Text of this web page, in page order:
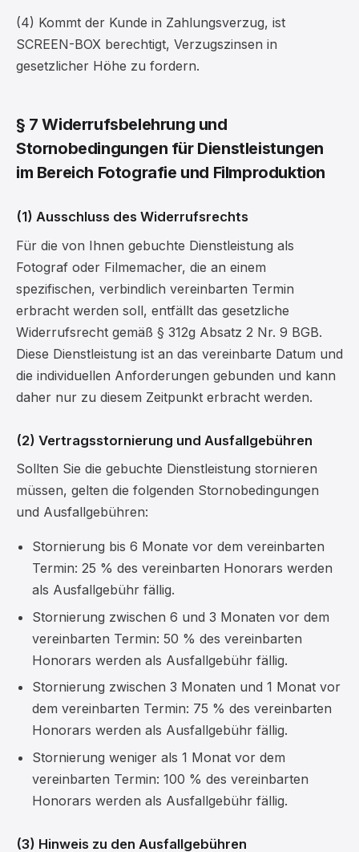
(4) Kommt der Kunde in Zahlungsverzug, ist
SCREEN-BOX berechtigt, Verzugszinsen in
gesetzlicher Höhe zu fordern.
§ 7 Widerrufsbelehrung und
Stornobedingungen für Dienstleistungen
im Bereich Fotografie und Filmproduktion
(1) Ausschluss des Widerrufsrechts
Für die von Ihnen gebuchte Dienstleistung als
Fotograf oder Filmemacher, die an einem
spezifischen, verbindlich vereinbarten Termin
erbracht werden soll, entfällt das gesetzliche
Widerrufsrecht gemäß § 312g Absatz 2 Nr. 9 BGB.
Diese Dienstleistung ist an das vereinbarte Datum und
die individuellen Anforderungen gebunden und kann
daher nur zu diesem Zeitpunkt erbracht werden.
(2) Vertragsstornierung und Ausfallgebühren
Sollten Sie die gebuchte Dienstleistung stornieren
müssen, gelten die folgenden Stornobedingungen
und Ausfallgebühren:
Stornierung bis 6 Monate vor dem vereinbarten
Termin: 25 % des vereinbarten Honorars werden
als Ausfallgebühr fällig.
Stornierung zwischen 6 und 3 Monaten vor dem
vereinbarten Termin: 50 % des vereinbarten
Honorars werden als Ausfallgebühr fällig.
Stornierung zwischen 3 Monaten und 1 Monat vor
dem vereinbarten Termin: 75 % des vereinbarten
Honorars werden als Ausfallgebühr fällig.
Stornierung weniger als 1 Monat vor dem
vereinbarten Termin: 100 % des vereinbarten
Honorars werden als Ausfallgebühr fällig.
(3) Hinweis zu den Ausfallgebühren